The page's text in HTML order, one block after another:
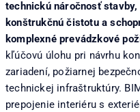
technickú náročnosť
konštrukčnú čistotu a
komplexné prevádzkové
kľúčovú úlohu pri návrhu
zariadení, požiarnej
technickej infraštruktúry.
prepojenie interiéru s